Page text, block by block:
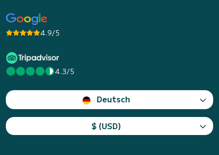
4.9/5
4.3/5
Deutsch
$ (USD)